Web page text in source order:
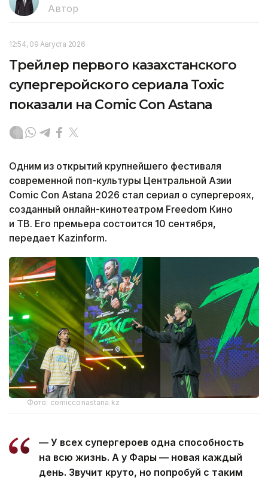
Автор
12:54, 09 Августа 2026
Трейлер первого казахстанского
супергеройского сериала Toxic
показали на Comic Con Astana
Одним из открытий крупнейшего фестиваля
современной поп-культуры Центральной Азии
Comic Con Astana 2026 стал сериал о супергероях,
созданный онлайн-кинотеатром Freedom Кино
и ТВ. Его премьера состоится 10 сентября,
передает Kazinform.
Фото: comicconastana.kz
— У всех супергероев одна способность
на всю жизнь. А у Фары — новая каждый
день. Звучит круто, но попробуй с таким